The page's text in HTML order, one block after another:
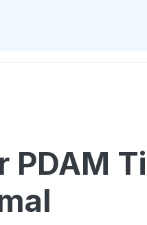
PDAM